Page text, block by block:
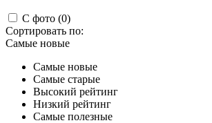
С фото (0)
Сортировать по:
Самые новые
Самые новые
Самые старые
Высокий рейтинг
Низкий рейтинг
Самые полезные